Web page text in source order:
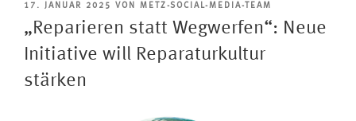
VERÖFFENTLICHT
AM
17. JANUAR 2025 VON METZ-SOCIAL-MEDIA-TEAM
„Reparieren statt Wegwerfen“: Neue
Initiative will Reparaturkultur
stärken